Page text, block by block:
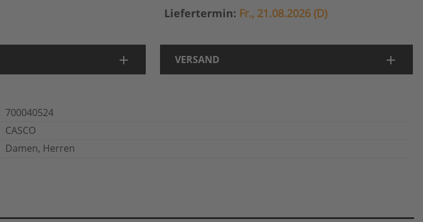
Liefertermin: Fr., 21.08.2026 (D)
700040524
CASCO
Damen, Herren
VERSAND